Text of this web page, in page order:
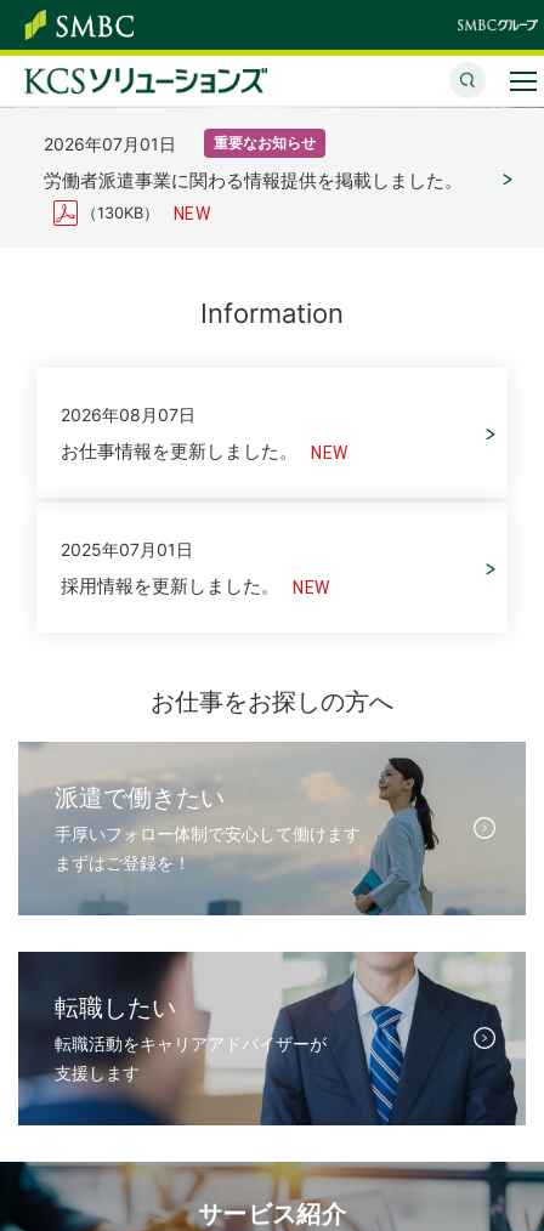
変化の時代に、
柔軟な戦力を
多様なニーズに応える人材と
業務ソリューションをお届けします。
未来につながる、
人と企業の出会い
働く人と企業のベストマッチングを
サポートいたします。
オフィスオペレーション
にインパクトを
私たちはあなたの会社と共に歩み共に躍進します。
ＢＰＯで運用戦略にアクティベーションを届けます。
2026年07月01日 重要なお知らせ
労働者派遣事業に関わる情報提供を掲載しました。
（130KB）
Information
2026年08月07日
お仕事情報を更新しました。
2025年07月01日
採用情報を更新しました。
お仕事をお探しの方へ
派遣で働きたい
手厚いフォロー体制で安心して働けます
まずはご登録を！
転職したい
転職活動をキャリアアドバイザーが
支援します
サービス紹介
サービスのご紹介
企業情報
各種情報の取り扱いについて